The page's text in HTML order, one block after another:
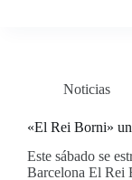
Noticias
«El Rei Borni»
Este sábado se
Barcelona El Rei